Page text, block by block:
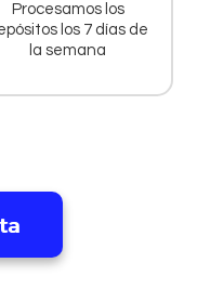
Procesamos los
los 7 días de
la semana